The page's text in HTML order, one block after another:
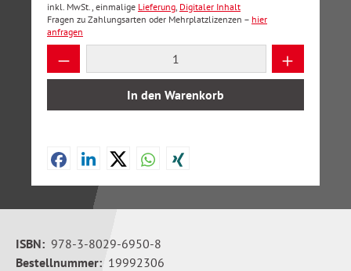
inkl. MwSt., einmalige Lieferung, Digitaler Inhalt
Fragen zu Zahlungsarten oder Mehrplatzlizenzen – hier
anfragen
Produkt Anzahl: Gib den gewünschten
In den Warenkorb
ISBN: 978-3-8029-6950-8
Bestellnummer: 19992306